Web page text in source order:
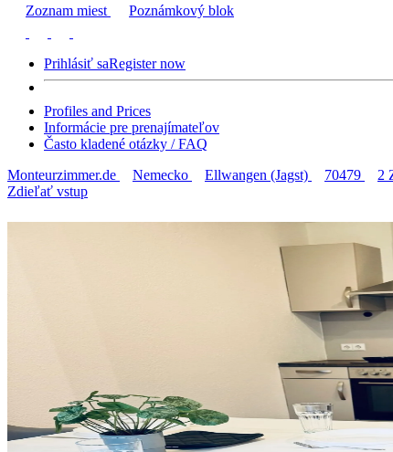
Zoznam miest Poznámkový blok
Prihlásiť saRegister now
Profiles and Prices
Informácie pre prenajímateľov
Často kladené otázky / FAQ
Monteurzimmer.de
Nemecko Ellwangen (Jagst) 70479
2
Zdieľať vstup